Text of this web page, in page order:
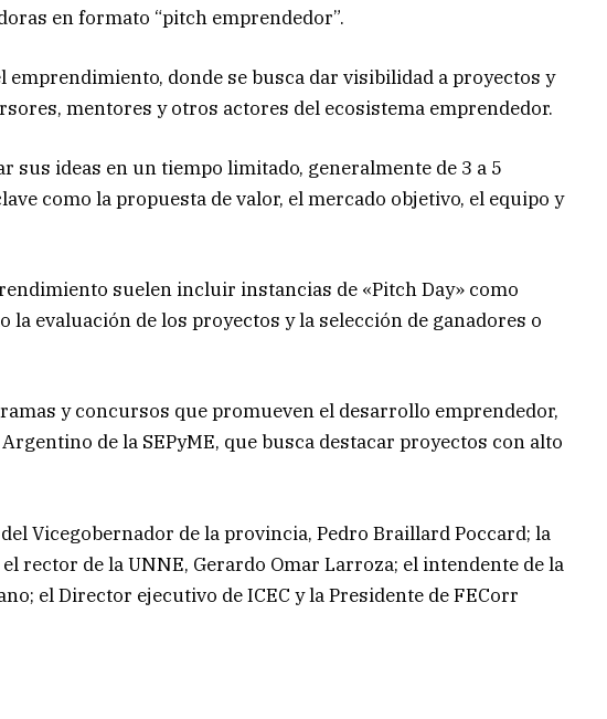
en formato “pitch emprendedor”.
emprendimiento, donde se busca dar visibilidad a proyectos y
mentores y otros actores del ecosistema emprendedor.
sus ideas en un tiempo limitado, generalmente de 3 a 5
como la propuesta de valor, el mercado objetivo, el equipo y
suelen incluir instancias de «Pitch Day» como
la evaluación de los proyectos y la selección de ganadores o
y concursos que promueven el desarrollo emprendedor,
de la SEPyME, que busca destacar proyectos con alto
Vicegobernador de la provincia, Pedro Braillard Poccard; la
rector de la UNNE, Gerardo Omar Larroza; el intendente de la
el Director ejecutivo de ICEC y la Presidente de FECorr